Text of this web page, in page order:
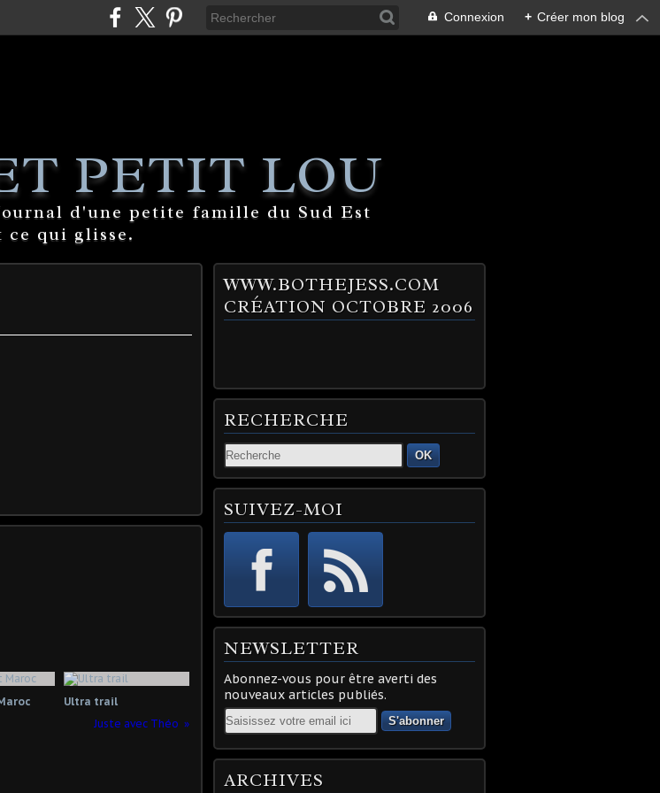
Connexion + Créer mon blog
PETIT LOU
d'une petite famille du Sud Est
ce qui glisse.
Ultra trail
Juste avec Théo
WWW.BOTHEJESS.COM
CRÉATION OCTOBRE 2006
RECHERCHE
OK
SUIVEZ-MOI
NEWSLETTER
Abonnez-vous pour être averti des
nouveaux articles publiés.
Email
ARCHIVES